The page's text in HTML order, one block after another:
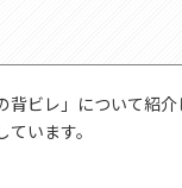
ビレ」について紹
います。